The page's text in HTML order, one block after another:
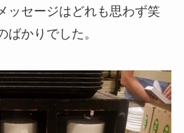
ッセージはどれも思わず笑
ばかりでした。